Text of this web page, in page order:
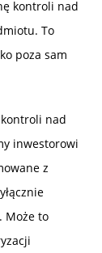
kontroli nad
To
poza sam
nad
inwestorowi
z
Może to